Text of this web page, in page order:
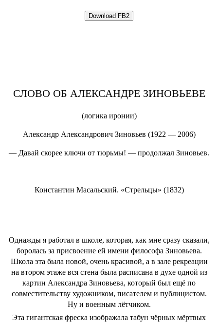
СЛОВО ОБ АЛЕКСАНДРЕ ЗИНОВЬЕВЕ
(логика иронии)
Александр Александрович Зиновьев (1922 — 2006)
— Давай скорее ключи от тюрьмы! — продолжал Зиновьев.
Константин Масальский. «Стрельцы» (1832)
Однажды я работал в школе, которая, как мне сразу сказали,
боролась за присвоение ей имени философа Зиновьева.
Школа эта была новой, очень красивой, а в зале рекреации
на втором этаже вся стена была расписана в духе одной из
картин Александра Зиновьева, который был ещё по
совместительству художником, писателем и публицистом.
Ну и военным лётчиком.
Эта гигантская фреска изображала табун чёрных мёртвых